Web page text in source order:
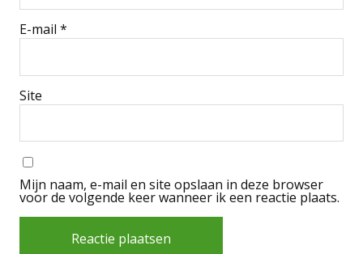
E-mail *
Site
Mijn naam, e-mail en site opslaan in deze browser
voor de volgende keer wanneer ik een reactie plaats.